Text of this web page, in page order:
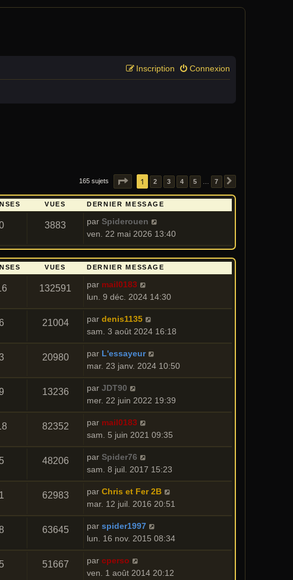
Connexion
Inscription
165 sujets PAGE 1SUR 7
1 2 3 4 5 … 7
VUES DERNIER MESSAGE
3883 par Spiderouen
ven. 22 mai 2026 13:40
VUES DERNIER MESSAGE
132591 par mail0183
lun. 9 déc. 2024 14:30
21004 par denis1135
sam. 3 août 2024 16:18
20980 par L'essayeur
mar. 23 janv. 2024 10:50
13236 par JDT90
mer. 22 juin 2022 19:39
82352 par mail0183
sam. 5 juin 2021 09:35
48206 par Spider76
sam. 8 juil. 2017 15:23
62983 par Chris et Fer 2B
mar. 12 juil. 2016 20:51
63645 par spider1997
lun. 16 nov. 2015 08:34
51667 par cperso
ven. 1 août 2014 20:12